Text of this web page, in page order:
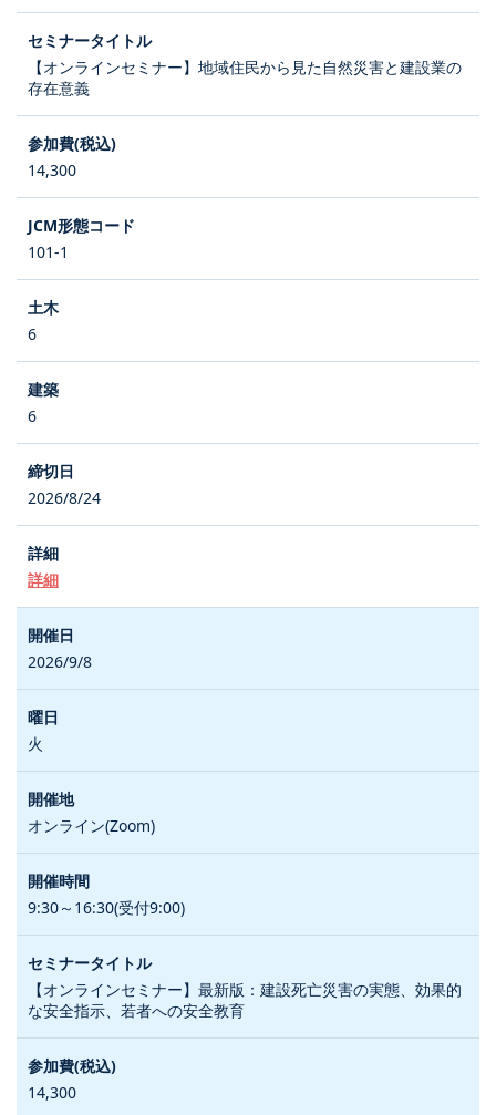
【オンラインセミナー】地域住民から見た自然災害と建設業の
存在意義
14,300
101-1
6
6
2026/8/24
詳細
2026/9/8
火
オンライン(Zoom)
9:30～16:30(受付9:00)
【オンラインセミナー】最新版：建設死亡災害の実態、効果的
な安全指示、若者への安全教育
14,300